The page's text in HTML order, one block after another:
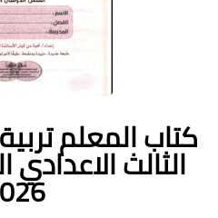
كتاب المعلم